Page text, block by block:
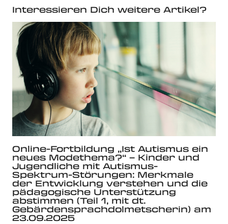
Interessieren Dich weitere Artikel?
Online-Fortbildung „Ist Autismus ein
neues Modethema?“ – Kinder und
Jugendliche mit Autismus-
Spektrum-Störungen: Merkmale
der Entwicklung verstehen und die
pädagogische Unterstützung
abstimmen (Teil 1, mit dt.
Gebärdensprachdolmetscherin) am
23.09.2025